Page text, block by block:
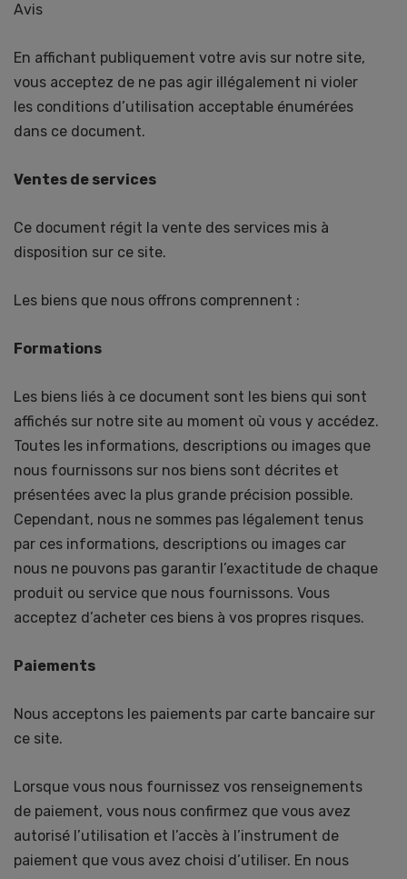
Avis
En affichant publiquement votre avis sur notre site,
vous acceptez de ne pas agir illégalement ni violer
les conditions d’utilisation acceptable énumérées
dans ce document.
Ventes de services
Ce document régit la vente des services mis à
disposition sur ce site.
Les biens que nous offrons comprennent :
Formations
Les biens liés à ce document sont les biens qui sont
affichés sur notre site au moment où vous y accédez.
Toutes les informations, descriptions ou images que
nous fournissons sur nos biens sont décrites et
présentées avec la plus grande précision possible.
Cependant, nous ne sommes pas légalement tenus
par ces informations, descriptions ou images car
nous ne pouvons pas garantir l’exactitude de chaque
produit ou service que nous fournissons. Vous
acceptez d’acheter ces biens à vos propres risques.
Paiements
Nous acceptons les paiements par carte bancaire sur
ce site.
Lorsque vous nous fournissez vos renseignements
de paiement, vous nous confirmez que vous avez
autorisé l’utilisation et l’accès à l’instrument de
paiement que vous avez choisi d’utiliser. En nous